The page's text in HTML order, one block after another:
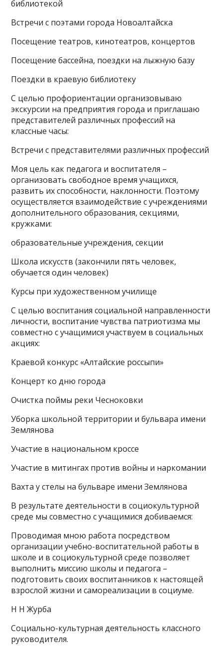
библиотекой
Встречи с поэтами города Новоалтайска
Посещение театров, кинотеатров, концертов
Посещение бассейна, поездки на лыжную базу
Поездки в краевую библиотеку
С целью профориентации организовываю
экскурсии на предприятия города и приглашаю
представителей различных профессий на
классные часы:
Встречи с представителями различных профессий
Моя цель как педагога и воспитателя –
организовать свободное время учащихся,
развить их способности, наклонности. Поэтому
осуществляется взаимодействие с учреждениями
дополнительного образования, секциями,
кружками:
образовательные учреждения, секции
Школа искусств (закончили пять человек,
обучается один человек)
Курсы при художественном училище
С целью воспитания социальной направленности
личности, воспитание чувства патриотизма мы
совместно с учащимися участвуем в социальных
акциях:
Краевой конкурс «Алтайские россыпи»
Концерт ко дню города
Очистка поймы реки Чесноковки
Уборка школьной территории и бульвара имени
Землянова
Участие в национальном кроссе
Участие в митингах против войны и наркомании
Вахта у стелы на бульваре имени Землянова
В результате деятельности в социокультурной
среде мы совместно с учащимися добиваемся:
Проводимая мною работа посредством
организации учебно-воспитательной работы в
школе и в социокультурной среде позволяет
выполнить миссию школы и педагога –
подготовить своих воспитанников к настоящей
взрослой жизни и самореализации в социуме.
Н Н Журба
Социально-культурная деятельность классного
руководителя.